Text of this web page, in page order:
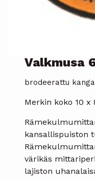
Valkmusa
brodeerattu
Merkin koko 10 x
kansallispuiston
värikäs
lajiston